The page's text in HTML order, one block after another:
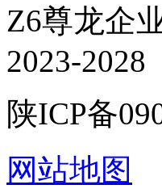
Z6尊龙企
2023-2028
陕ICP备
网站地图